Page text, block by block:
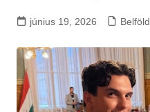
június 19, 2026 Belföld